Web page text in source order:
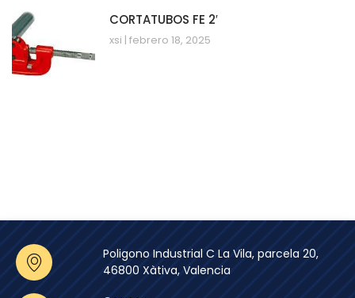
CORTATUBOS FE 2′
xsi febrero 18, 2025
Poligono Industrial C La Vila, parcela 20,
46800 Xàtiva, Valencia